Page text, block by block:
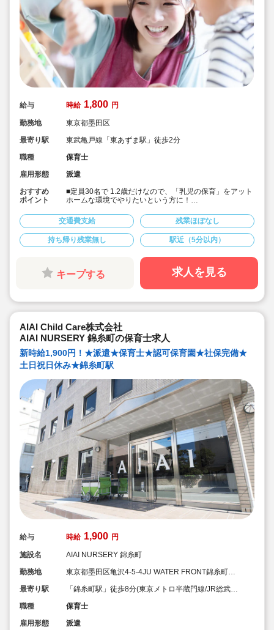
給与 時給 1,800 円
勤務地
東京都墨田区
最寄り駅
東武亀戸線「東あずま駅」徒歩2分
職種
保育士
雇用形態
派遣
おすすめ
ポイント
■定員30名で 1.2歳だけなので、「乳児の保育」をアット
ホームな環境でやりたいという方に！
■19時までの遅番のポジションで、開始時間の相談が可
能です！
■時給1,800円＋交通費支給！
■本園ではキララサポートからの派遣保育士の方が就業中
交通費支給 残業ほぼなし
持ち帰り残業無し 駅近（5分以内）
キープする 求人を見る
AIAI Child Care株式会社
AIAI NURSERY 錦糸町の保育士求人
新時給1,900円！★派遣★保育士★認可保育園★社保完備★
土日祝日休み★錦糸町駅
給与 時給 1,900 円
施設名
AIAI NURSERY 錦糸町
勤務地
東京都墨田区亀沢4-5-4JU WATER FRONT錦糸町
最寄り駅
「錦糸町駅」徒歩8分(東京メトロ半蔵門線/JR総武
職種
保育士
雇用形態
派遣